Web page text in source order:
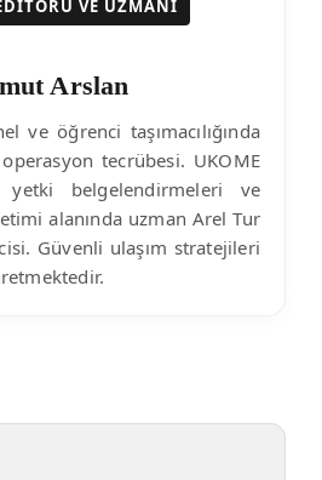
VE UZMANI
Arslan
ve öğrenci taşımacılığında
tecrübesi. UKOME
yetki belgelendirmeleri ve
alanında uzman Arel Tur
Güvenli ulaşım stratejileri